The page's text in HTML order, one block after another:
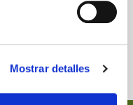
Mostrar detalles